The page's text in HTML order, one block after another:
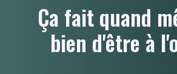
Ça fait quand
bien d'être à